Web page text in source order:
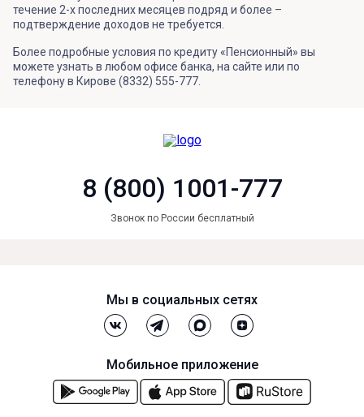
течение 2-х последних месяцев подряд и более –
подтверждение доходов не требуется.
Более подробные условия по кредиту «Пенсионный» вы
можете узнать в любом офисе банка, на сайте или по
телефону в Кирове (8332) 555-777.
8 (800) 1001-777
Звонок по России бесплатный
Мы в социальных сетях
Мобильное приложение